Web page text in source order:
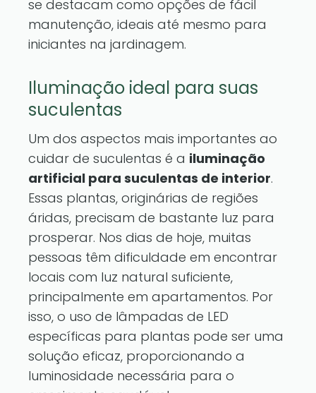
se destacam como opções de fácil
manutenção, ideais até mesmo para
iniciantes na jardinagem.
Iluminação ideal para suas
suculentas
Um dos aspectos mais importantes ao
cuidar de suculentas é a iluminação
artificial para suculentas de interior.
Essas plantas, originárias de regiões
áridas, precisam de bastante luz para
prosperar. Nos dias de hoje, muitas
pessoas têm dificuldade em encontrar
locais com luz natural suficiente,
principalmente em apartamentos. Por
isso, o uso de lâmpadas de LED
específicas para plantas pode ser uma
solução eficaz, proporcionando a
luminosidade necessária para o